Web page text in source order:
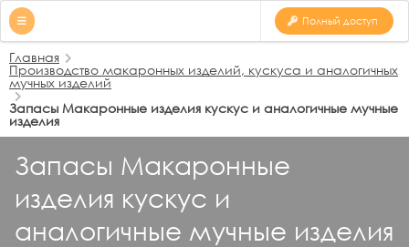
Полный доступ
Главная
Производство макаронных изделий, кускуса и аналогичных
мучных изделий
Запасы Макаронные изделия кускус и аналогичные мучные
изделия
Запасы Макаронные
изделия кускус и
аналогичные мучные изделия